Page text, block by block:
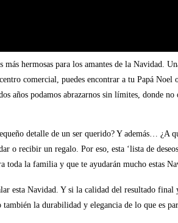
hermosas para los amantes de la Navidad.
comercial, puedes encontrar a tu Papá
años podamos abrazarnos sin límites, donde
detalle de un ser querido? Y además… ¿A
recibir un regalo. Por eso, esta ‘lista de
la familia y que te ayudarán mucho estas
esta Navidad. Y si la calidad del resultado
la durabilidad y elegancia de lo que es